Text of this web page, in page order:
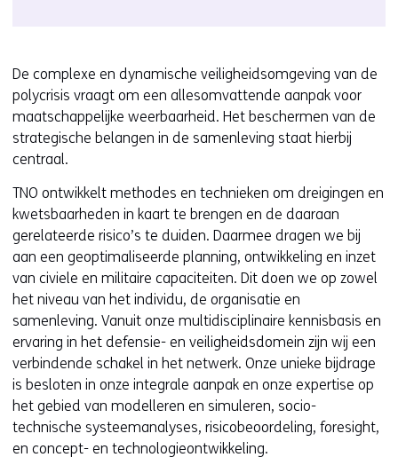
De complexe en dynamische veiligheidsomgeving van de
polycrisis vraagt om een allesomvattende aanpak voor
maatschappelijke weerbaarheid. Het beschermen van de
strategische belangen in de samenleving staat hierbij
centraal.
TNO ontwikkelt methodes en technieken om dreigingen en
kwetsbaarheden in kaart te brengen en de daaraan
gerelateerde risico’s te duiden. Daarmee dragen we bij
aan een geoptimaliseerde planning, ontwikkeling en inzet
van civiele en militaire capaciteiten. Dit doen we op zowel
het niveau van het individu, de organisatie en
samenleving. Vanuit onze multidisciplinaire kennisbasis en
ervaring in het defensie- en veiligheidsdomein zijn wij een
verbindende schakel in het netwerk. Onze unieke bijdrage
is besloten in onze integrale aanpak en onze expertise op
het gebied van modelleren en simuleren, socio-
technische systeemanalyses, risicobeoordeling, foresight,
en concept- en technologieontwikkeling.